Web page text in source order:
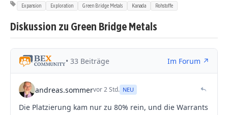
Expansion Exploration Green Bridge Metals Kanada Rohstoffe
Diskussion zu Green Bridge Metals